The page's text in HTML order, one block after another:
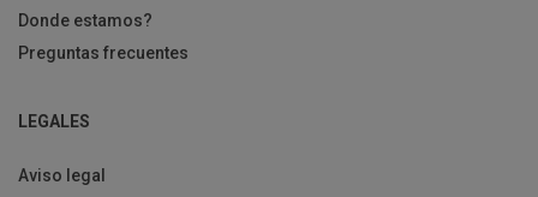
Donde estamos?
Preguntas frecuentes
LEGALES
Aviso legal